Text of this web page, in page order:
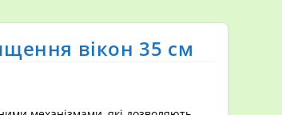
вікон 35 см